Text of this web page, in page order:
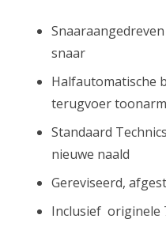
snaar
Halfautomatische
terugvoer
Standaard
nieuwe naald
Gereviseerd,
Inclusief originele